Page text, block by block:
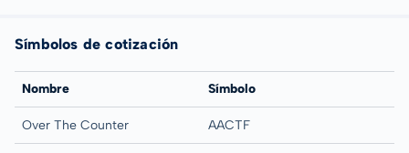
Símbolos de cotización
Nombre Símbolo
Over The Counter AACTF